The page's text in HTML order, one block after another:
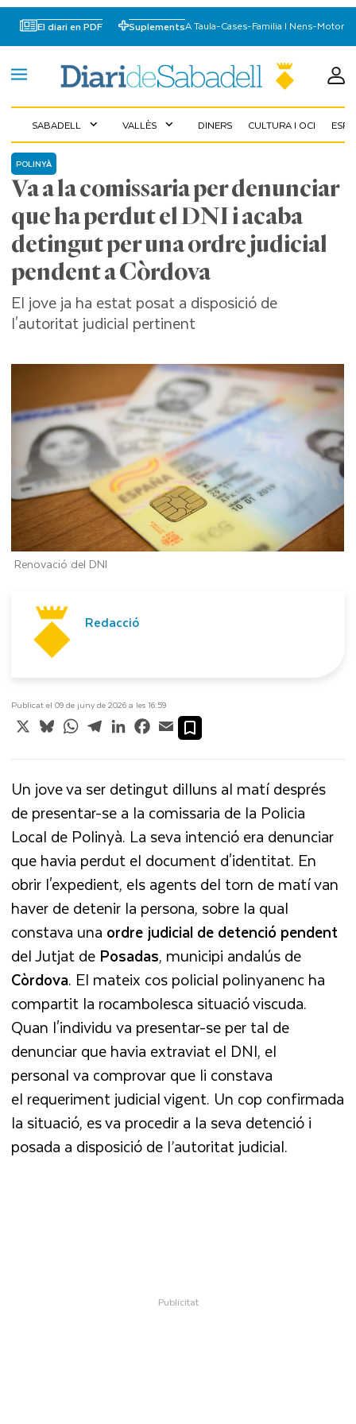
El diari en PDF SuplementsA Taula-Cases-Familia I Nens-Motor
SABADELL expand_more VALLÈS expand_more DINERS CULTURA I OCI
Va a la comissaria per denunciar
que ha perdut el DNI i acaba
detingut per una ordre judicial
pendent a Còrdova
POLINYÀ
El jove ja ha estat posat a disposició de
l'autoritat judicial pertinent
Renovació del DNI
Redacció
Publicat el 09 de juny de 2026 a les 16:59
X BlueskyWhatsApp
TelegramLinkedInFacebook
Email
Un jove va ser detingut dilluns al matí després
de presentar-se a la comissaria de la Policia
Local de Polinyà. La seva intenció era denunciar
que havia perdut el document d'identitat. En
obrir l'expedient, els agents del torn de matí van
haver de detenir la persona, sobre la qual
constava una ordre judicial de detenció pendent
del Jutjat de Posadas, municipi andalús de
Còrdova. El mateix cos policial polinyanenc ha
compartit la rocambolesca situació viscuda.
Quan l'individu va presentar-se per tal de
denunciar que havia extraviat el DNI, el
personal va comprovar que li constava
el requeriment judicial vigent. Un cop confirmada
la situació, es va procedir a la seva detenció i
posada a disposició de l’autoritat judicial.